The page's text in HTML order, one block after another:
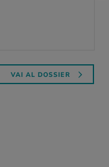
VAI AL DOSSIER